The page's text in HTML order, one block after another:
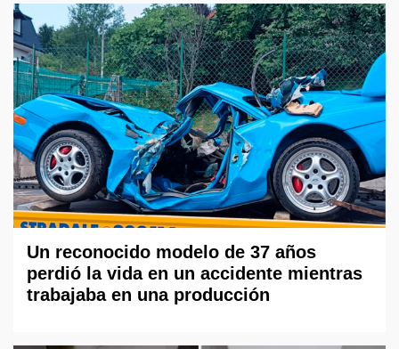
Un reconocido modelo de 37 años
perdió la vida en un accidente mientras
trabajaba en una producción